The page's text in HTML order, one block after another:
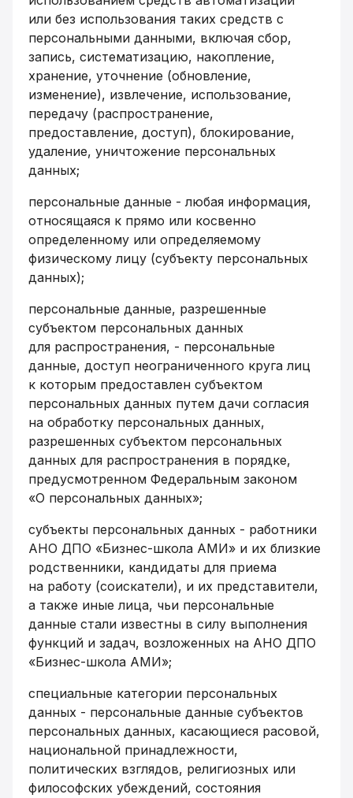
или без использования таких средств с
персональными данными, включая сбор,
запись, систематизацию, накопление,
хранение, уточнение (обновление,
изменение), извлечение, использование,
передачу (распространение,
предоставление, доступ), блокирование,
удаление, уничтожение персональных
данных;
персональные данные - любая информация,
относящаяся к прямо или косвенно
определенному или определяемому
физическому лицу (субъекту персональных
данных);
персональные данные, разрешенные
субъектом персональных данных
для распространения, - персональные
данные, доступ неограниченного круга лиц
к которым предоставлен субъектом
персональных данных путем дачи согласия
на обработку персональных данных,
разрешенных субъектом персональных
данных для распространения в порядке,
предусмотренном Федеральным законом
«О персональных данных»;
субъекты персональных данных - работники
АНО ДПО «Бизнес-школа АМИ» и их близкие
родственники, кандидаты для приема
на работу (соискатели), и их представители,
а также иные лица, чьи персональные
данные стали известны в силу выполнения
функций и задач, возложенных на АНО ДПО
«Бизнес-школа АМИ»;
специальные категории персональных
данных - персональные данные субъектов
персональных данных, касающиеся расовой,
национальной принадлежности,
политических взглядов, религиозных или
философских убеждений, состояния